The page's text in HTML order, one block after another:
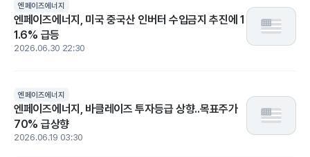
엔페이즈에너지
엔페이즈에너지, 미국 중국산 인버터 수입금지 추진에 1
1.6% 급등
2026.06.30 22:30
엔페이즈에너지
엔페이즈에너지, 바클레이즈 투자등급 상향..목표주가
70% 급상향
2026.06.19 03:30